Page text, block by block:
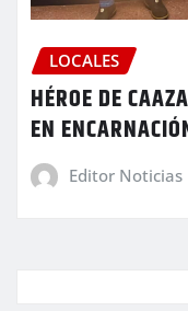
LOCALES
HÉROE DE
EN
Editor Noticias